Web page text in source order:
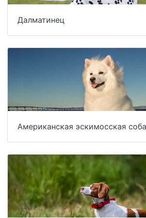
Далматинец
Американская эскимосская